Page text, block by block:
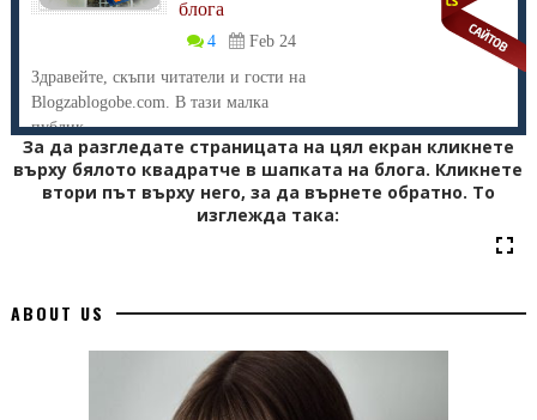
блога
4
Feb 24
Здравейте, скъпи читатели и гости на
Blogzablogobe.com. В тази малка
публик...
За да разгледате страницата на цял екран кликнете
върху бялото квадратче в шапката на блога. Кликнете
втори път върху него, за да върнете обратно. То
изглежда така:
ABOUT US